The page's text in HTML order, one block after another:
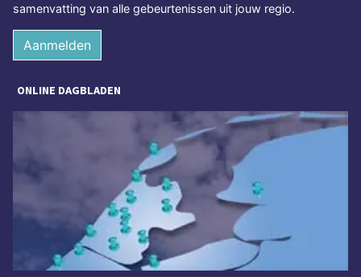
samenvatting van alle gebeurtenissen uit jouw regio.
Aanmelden
ONLINE DAGBLADEN